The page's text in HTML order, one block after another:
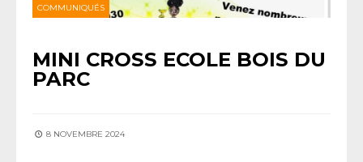
COMMUNIQUÉS
MINI CROSS ECOLE BOIS DU
PARC
8 NOVEMBRE 2024